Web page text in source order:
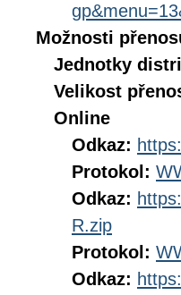
Možnosti
Jednotky
Velikost
Online
Odkaz:
Protokol:
Odkaz:
R.zip
Protokol:
Odkaz: